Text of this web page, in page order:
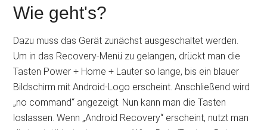
Wie geht's?
Dazu muss das Gerät zunächst ausgeschaltet werden.
Um in das Recovery-Menü zu gelangen, drückt man die
Tasten Power + Home + Lauter so lange, bis ein blauer
Bildschirm mit Android-Logo erscheint. Anschließend wird
„no command“ angezeigt. Nun kann man die Tasten
loslassen. Wenn „Android Recovery“ erscheint, nutzt man